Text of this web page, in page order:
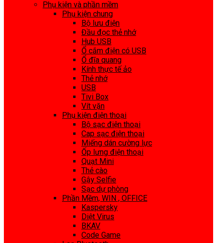
Phụ kiện và phần mềm
Phụ kiện chung
Bộ lưu điện
Đầu đọc thẻ nhớ
Hub USB
Ổ cắm điện có USB
Ổ đĩa quang
Kính thực tế ảo
Thẻ nhớ
USB
Tivi Box
Vít vặn
Phụ kiện điện thoại
Bộ sạc điện thoại
Cap sạc điện thoại
Miếng dán cường lực
Ốp lưng điện thoại
Quạt Mini
Thẻ cào
Gậy Selfie
Sạc dự phòng
Phần Mềm, WIN , OFFICE
Kaspersky
Diệt Virus
BKAV
Code Game